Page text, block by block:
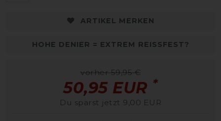
ARTIKEL MERKEN
HOHE DENIER = EXTREM REISSFEST?
vorher 59,95 €
50,95 EUR *
Du sparst jetzt 9,00 EUR